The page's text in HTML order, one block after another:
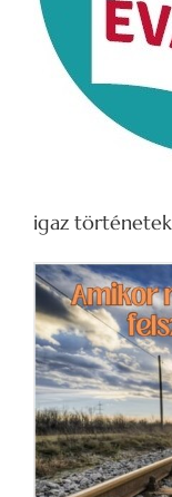
igaz történetek